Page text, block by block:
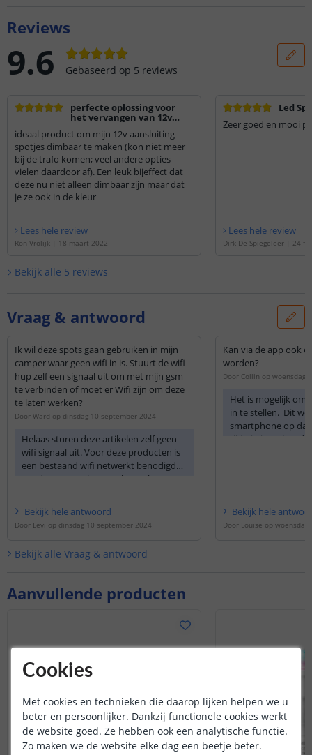
Aanvullende producten
Reviews
9.6 Gebaseerd op 5 reviews
perfecte oplossing voor
het vervangen van 12v
LEDD
ideaal product om mijn 12v aansluiting
spotjes dimbaar te maken (kon niet meer
bij de trafo komen; veel andere opties
vielen daardoor af). Een leuk bijeffect dat
deze nu niet alleen dimbaar zijn maar dat
je ze ook in de kleur
Lees hele review
Ron Vrolijk | 18 maart 2022
Led
Zeer goed en mooi
Lees hele review
Dirk De Spiegeleer| 24
Bekijk alle 5 reviews
Vraag & antwoord
Ik wil deze spots gaan gebruiken in mijn
camper waar geen wifi in is. Stuurt de wifi
hup zelf een signaal uit om met mijn gsm
te verbinden of moet er Wifi zijn om deze
te laten werken?
Door Ward op dinsdag 10 september 2024
Helaas sturen deze artikelen zelf geen
wifi signaal uit. Voor deze producten is
een bestaand wifi netwerkt benodigd
om deze aan te kunnen koppelen.
Bekijk hele antwoord
Door Levi op dinsdag 10 september 2024
Kan via de app ook
worden?
Door Collin op woensdag
Het is mogelijk om
in te stellen. Dit
smartphone op
tijdstip is
Bekijk hele
Door Louise op woensdag
Bekijk alle Vraag & antwoord
Cookies
Met cookies en technieken die daarop lijken helpen we u
beter en persoonlijker. Dankzij functionele cookies werkt
de website goed. Ze hebben ook een analytische functie.
Zo maken we de website elke dag een beetje beter.